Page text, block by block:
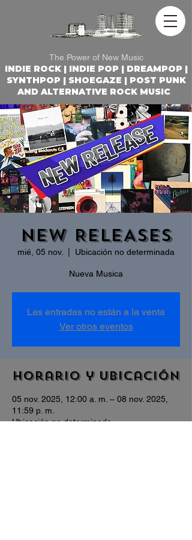
The Power of New Music
INDIE ROCK | INDIE POP | DREAMPOP |
SYNTHPOP | SHOEGAZE | POST PUNK
AND ALTERNATIVE ROCK MUSIC
NEW RELEASES
mié, 05 nov. Ubicación no determinada
Nueva Musica
Las entradas no están a la venta
Ver otros eventos
Horario y ubicación
05 nov. 2025, 12:00 a. m. – 08 nov. 2025,
11:59 p. m.
Ubicación no determinada